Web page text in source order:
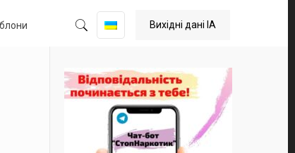
Вихідні дані ІА